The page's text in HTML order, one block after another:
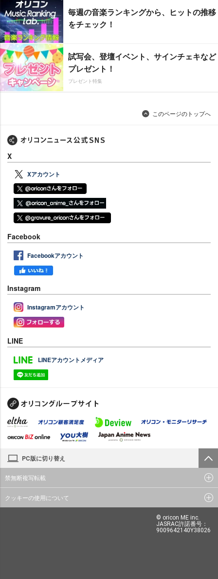
毎週の音楽ランキングから、ヒットの推移
をチェック！
試写会、登壇イベント、サインチェキなど
プレゼント！
プレゼント特集
このページのトップへ
X
Xアカウント
Facebook
Facebookアカウント
Instagram
Instagramアカウント
LINE
LINEアカウントメディア
PC版に切り替え
禁無断複写転載
クッキーの使用について
© oricon ME inc.
JASRAC許諾番号：
9009642140Y38026